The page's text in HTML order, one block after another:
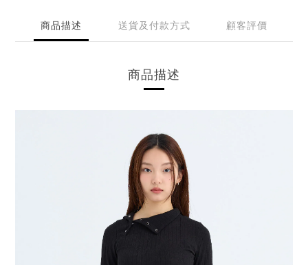
商品描述 送貨及付款方式 顧客評價
商品描述